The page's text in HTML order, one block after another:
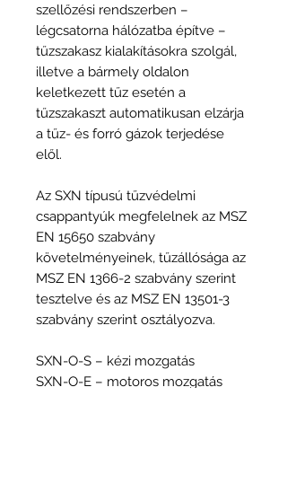
szellőzési rendszerben –
légcsatorna hálózatba építve –
tűzszakasz kialakításokra szolgál,
illetve a bármely oldalon
keletkezett tűz esetén a
tűzszakaszt automatikusan elzárja
a tűz- és forró gázok terjedése
elől.
Az SXN típusú tűzvédelmi
csappantyúk megfelelnek az MSZ
EN 15650 szabvány
követelményeinek, tűzállósága az
MSZ EN 1366-2 szabvány szerint
tesztelve és az MSZ EN 13501-3
szabvány szerint osztályozva.
SXN-O-S – kézi mozgatás
SXN-O-E – motoros mozgatás